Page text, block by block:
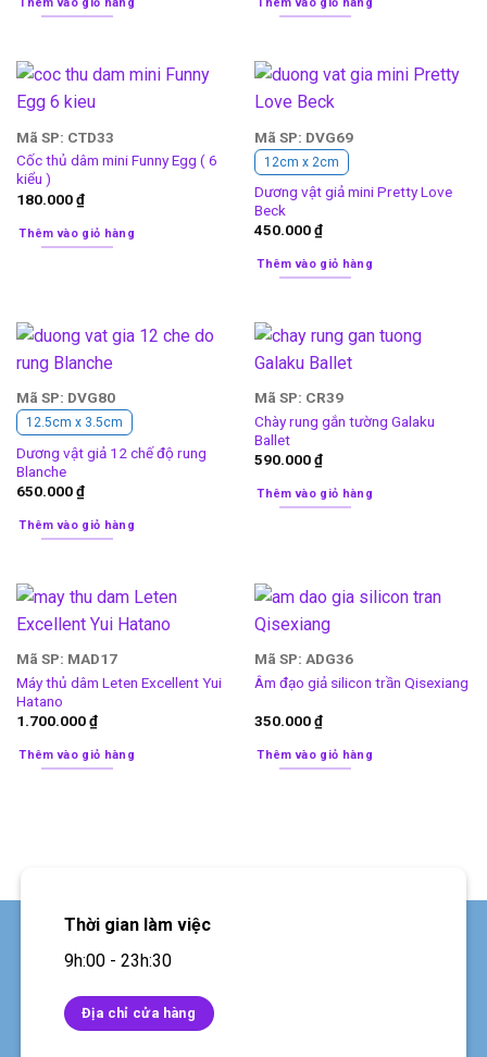
Thêm vào giỏ hàng Thêm vào giỏ hàng
Mã SP: CTD33
Cốc thủ dâm mini Funny Egg ( 6
kiểu )
180.000₫
Thêm vào giỏ hàng
Mã SP: DVG69
12cm x 2cm
Dương vật giả mini Pretty Love
Beck
450.000₫
Thêm vào giỏ hàng
Mã SP: DVG80
12.5cm x 3.5cm
Dương vật giả 12 chế độ rung
Blanche
650.000₫
Thêm vào giỏ hàng
Mã SP: CR39
Chày rung gắn tường Galaku
Ballet
590.000₫
Thêm vào giỏ hàng
Mã SP: MAD17
Máy thủ dâm Leten Excellent Yui
Hatano
1.700.000₫
Thêm vào giỏ hàng
Mã SP: ADG36
Âm đạo giả silicon trần Qisexiang
350.000₫
Thêm vào giỏ hàng
Thời gian làm việc
9h:00 - 23h:30
Địa chỉ cửa hàng